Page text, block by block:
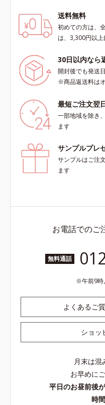
送料無料
初めての方は、
は、3,300円以
30日以内なら
開封後でも発送
※商品返送料は
最短ご注文翌
一部地域を除き
ます
サンプルプレ
サンプルはご注
ます
お電話でのご
無料通話
午前9
よくあるご
ショッ
月末は混
お早めに
平日のお昼前後
時